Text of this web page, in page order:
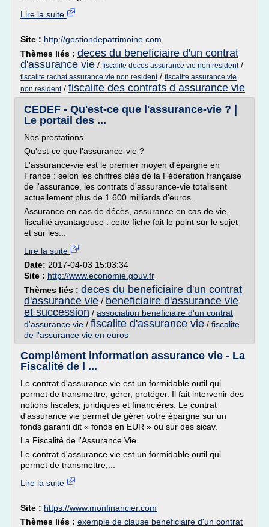
Lire la suite
Site : http://gestiondepatrimoine.com
Thèmes liés : deces du beneficiaire d'un contrat
d'assurance vie / fiscalite deces assurance vie non resident/
fiscalite rachat assurance vie non resident/ fiscalite assurance vie
non resident/ fiscalite des contrats d assurance vie
CEDEF - Qu'est-ce que l'assurance-vie ? |
Le portail des ...
Nos prestations
Qu'est-ce que l'assurance-vie ?
L'assurance-vie est le premier moyen d'épargne en
France : selon les chiffres clés de la Fédération française
de l'assurance, les contrats d'assurance-vie totalisent
actuellement plus de 1 600 milliards d'euros.
Assurance en cas de décès, assurance en cas de vie,
fiscalité avantageuse : cette fiche fait le point sur le sujet
et sur les...
Lire la suite
Date: 2017-04-03 15:03:34
Site : http://www.economie.gouv.fr
Thèmes liés : deces du beneficiaire d'un contrat
d'assurance vie / beneficiaire d'assurance vie
et succession / association beneficiaire d'un contrat
d'assurance vie / fiscalite d'assurance vie / fiscalite
de l'assurance vie en euros
Complément information assurance vie - La
Fiscalité de l ...
Le contrat d'assurance vie est un formidable outil qui
permet de transmettre, gérer, protéger. Il fait intervenir des
notions fiscales, juridiques et financières. Le contrat
d'assurance vie permet de gérer votre épargne sur un
fonds garanti dit « fonds en EUR » ou sur des sicav.
La Fiscalité de l'Assurance Vie
Le contrat d'assurance vie est un formidable outil qui
permet de transmettre,...
Lire la suite
Site : https://www.monfinancier.com
Thèmes liés : exemple de clause beneficiaire d'un contrat